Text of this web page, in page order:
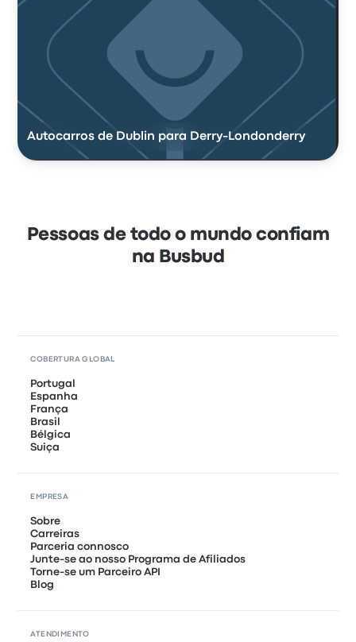
Autocarros de Dublin para Derry-Londonderry
Pessoas de todo o mundo confiam
na Busbud
COBERTURA GLOBAL
Portugal
Espanha
França
Brasil
Bélgica
Suiça
EMPRESA
Sobre
Carreiras
Parceria connosco
Junte-se ao nosso Programa de Afiliados
Torne-se um Parceiro API
Blog
ATENDIMENTO